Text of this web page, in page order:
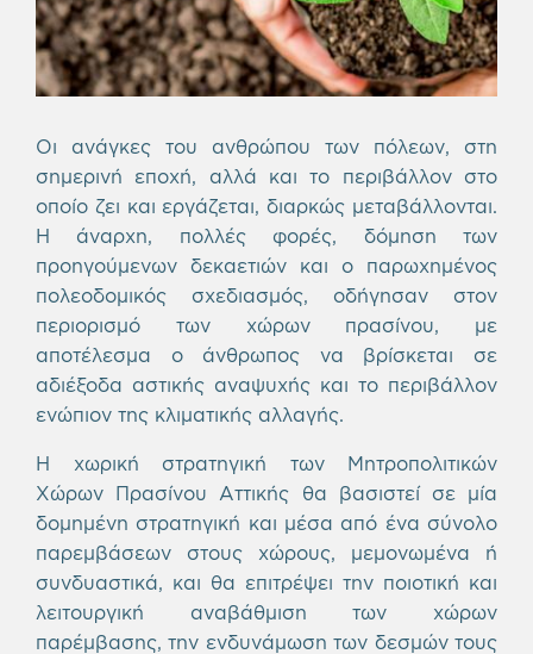
Οι ανάγκες του ανθρώπου των πόλεων, στη
σημερινή εποχή, αλλά και το περιβάλλον στο
οποίο ζει και εργάζεται, διαρκώς μεταβάλλονται.
Η άναρχη, πολλές φορές, δόμηση των
προηγούμενων δεκαετιών και ο παρωχημένος
πολεοδομικός σχεδιασμός, οδήγησαν στον
περιορισμό των χώρων πρασίνου, με
αποτέλεσμα ο άνθρωπος να βρίσκεται σε
αδιέξοδα αστικής αναψυχής και το περιβάλλον
ενώπιον της κλιματικής αλλαγής.
Η χωρική στρατηγική των Μητροπολιτικών
Χώρων Πρασίνου Αττικής θα βασιστεί σε μία
δομημένη στρατηγική και μέσα από ένα σύνολο
παρεμβάσεων στους χώρους, μεμονωμένα ή
συνδυαστικά, και θα επιτρέψει την ποιοτική και
λειτουργική αναβάθμιση των χώρων
παρέμβασης, την ενδυνάμωση των δεσμών τους